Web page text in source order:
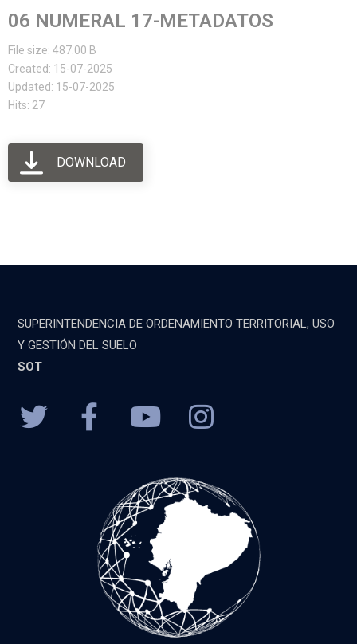
06 NUMERAL 17-METADATOS
File size: 487.00 B
Created: 15-07-2025
Updated: 15-07-2025
Hits: 27
DOWNLOAD
SUPERINTENDENCIA DE ORDENAMIENTO TERRITORIAL, USO
Y GESTIÓN DEL SUELO
SOT